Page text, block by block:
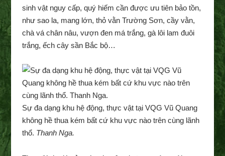
sinh vật nguy cấp, quý hiếm cần được ưu tiên bảo tồn,
như sao la, mang lớn, thỏ vằn Trường Sơn, cầy vằn,
chà vá chân nâu, vượn đen má trắng, gà lôi lam đuôi
trắng, ếch cây sần Bắc bộ…
Sự đa dạng khu hệ động, thực vật tại VQG Vũ Quang
không hề thua kém bất cứ khu vực nào trên cùng lãnh
thổ. Thanh Nga.